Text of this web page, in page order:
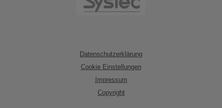
Datenschutzerklärung
Cookie Einstellungen
Impressum
Copyright